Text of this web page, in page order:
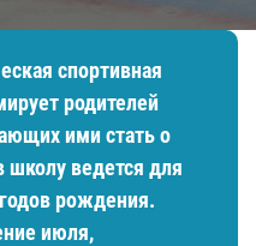
спортивная
родителей
ими стать о
школу ведется для
рождения.
июля,